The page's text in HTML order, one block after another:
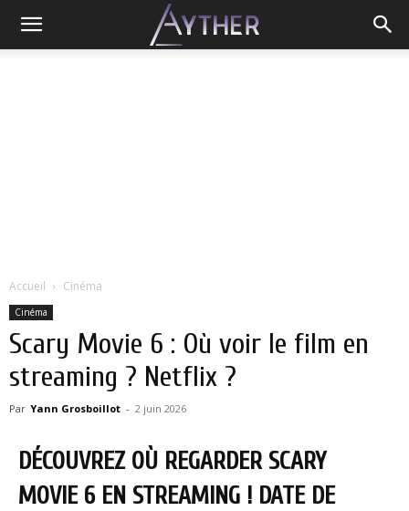
Accueil Cinéma
Cinéma
Scary Movie 6 : Où voir le film en
streaming ? Netflix ?
Par Yann Grosboillot - 2 juin 2026
DÉCOUVREZ OÙ REGARDER SCARY
MOVIE 6 EN STREAMING ! DATE DE